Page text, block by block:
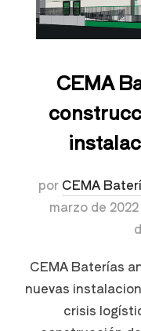
CEMA
por CEMA
marzo de 2022
CEMA Baterías
nuevas
crisis